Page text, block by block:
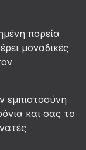
πορεία
μοναδικές
εμπιστοσύνη
και σας το